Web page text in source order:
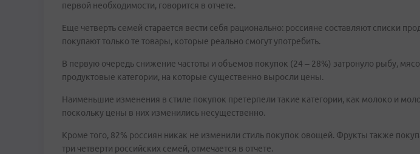
первой необходимости, говорится в отчете.
Еще четверть семей старается вести себя рационально: россияне составляют списки
покупают только те товары, которые реально смогут употребить.
В первую очередь снижение частоты и объемов покупок (24 – 28%) затронуло рыбу,
продуктовые категории, на которые существенно выросли цены.
Наименьшие изменения в стиле покупок претерпели такие категории, как молоко и
поскольку цены в них изменились несущественно.
Кроме того, 82% россиян никак не изменили стиль покупок овощей. Фрукты также
три четверти российских семей, отмечается в отчете.